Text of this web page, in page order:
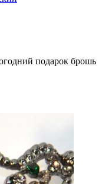
подарок брошь